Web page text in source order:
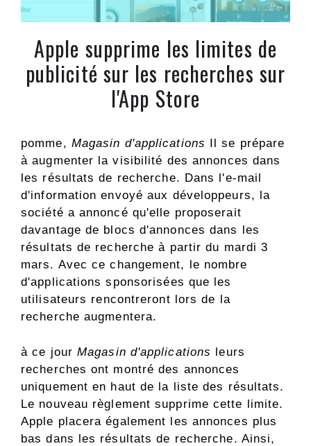
Apple supprime les limites de
publicité sur les recherches sur
l'App Store
pomme, Magasin d'applications
Il se prépare
à augmenter la visibilité des annonces dans
les résultats de recherche. Dans l'e-mail
d'information envoyé aux développeurs, la
société a annoncé qu'elle proposerait
davantage de blocs d'annonces dans les
résultats de recherche à partir du mardi 3
mars. Avec ce changement, le nombre
d'applications sponsorisées que les
utilisateurs rencontreront lors de la
recherche augmentera.
à ce jour Magasin d'applications leurs
recherches ont montré des annonces
uniquement en haut de la liste des résultats.
Le nouveau règlement supprime cette limite.
Apple placera également les annonces plus
bas dans les résultats de recherche. Ainsi,